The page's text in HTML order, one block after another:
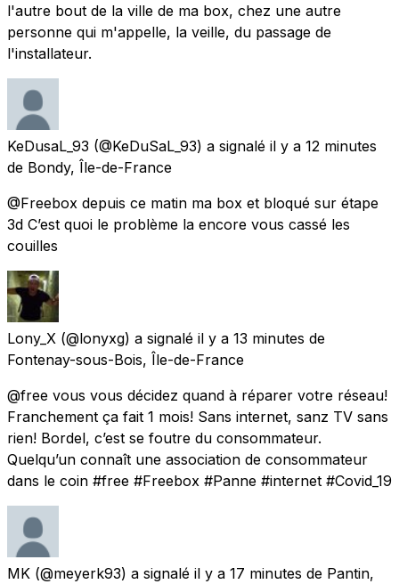
l'autre bout de la ville de ma box, chez une autre
personne qui m'appelle, la veille, du passage de
l'installateur.
KeDusaL_93 (@KeDuSaL_93) a signalé il y a 12 minutes
de Bondy, Île-de-France
@Freebox depuis ce matin ma box et bloqué sur étape
3d C’est quoi le problème la encore vous cassé les
couilles
Lony_X (@lonyxg) a signalé il y a 13 minutes de
Fontenay-sous-Bois, Île-de-France
@free vous vous décidez quand à réparer votre réseau!
Franchement ça fait 1 mois! Sans internet, sanz TV sans
rien! Bordel, c’est se foutre du consommateur.
Quelqu’un connaît une association de consommateur
dans le coin #free #Freebox #Panne #internet #Covid_19
MK (@meyerk93) a signalé il y a 17 minutes de Pantin,